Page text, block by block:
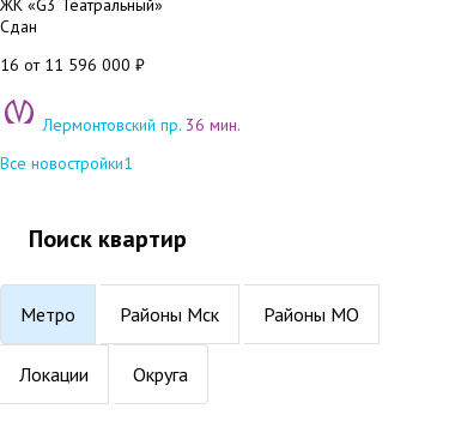
ЖК «G3 Театральный»
Сдан
16 от 11 596 000 ₽
Лермонтовский пр. 36 мин.
Все новостройки1
Поиск квартир
Метро Районы Мск Районы МО
Локации Округа